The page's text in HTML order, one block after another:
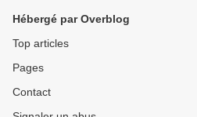
Hébergé par Overblog
Top articles
Pages
Contact